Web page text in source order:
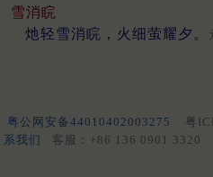
雪消睆
灺轻雪消睆，火细萤耀夕。
粤公网安备44010402003275 粤
系我们
客服：+86 136 0901 3320